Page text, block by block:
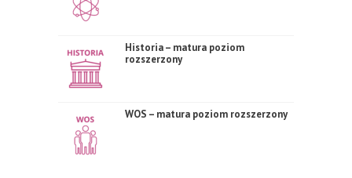
Historia – matura poziom
rozszerzony
WOS – matura poziom rozszerzony